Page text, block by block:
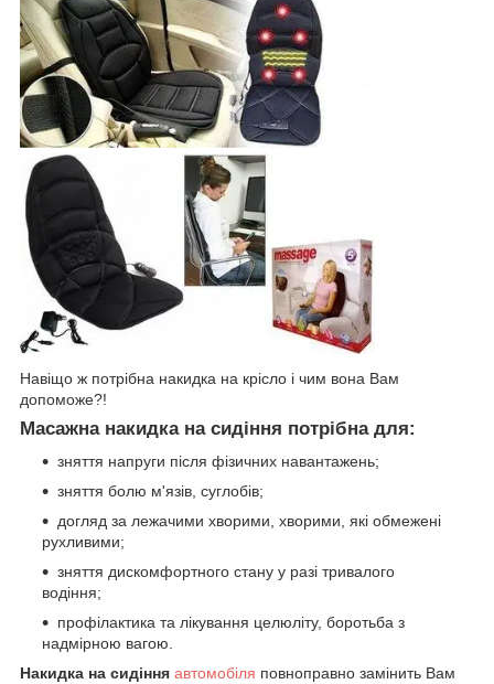
Навіщо ж потрібна накидка на крісло і чим вона Вам
допоможе?!
Масажна накидкана сидіння потрібна для:
зняття напруги після фізичних навантажень;
зняття болю м'язів, суглобів;
догляд за лежачими хворими, хворими, які обмежені
рухливими;
зняття дискомфортного стану у разі тривалого
водіння;
профілактика та лікування целюліту, боротьба з
надмірною вагою.
Накидка на сидіння автомобіля повноправно замінить Вам